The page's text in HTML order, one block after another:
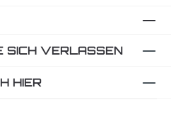
SICH VERLASSEN
HIER